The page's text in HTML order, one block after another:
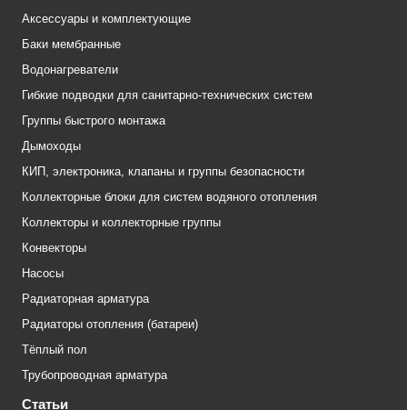
Аксессуары и комплектующие
Баки мембранные
Водонагреватели
Гибкие подводки для санитарно-технических систем
Группы быстрого монтажа
Дымоходы
КИП, электроника, клапаны и группы безопасности
Коллекторные блоки для систем водяного отопления
Коллекторы и коллекторные группы
Конвекторы
Насосы
Радиаторная арматура
Радиаторы отопления (батареи)
Тёплый пол
Трубопроводная арматура
Статьи